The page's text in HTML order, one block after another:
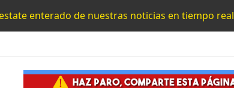
enterado de nuestras noticias en tiempo real